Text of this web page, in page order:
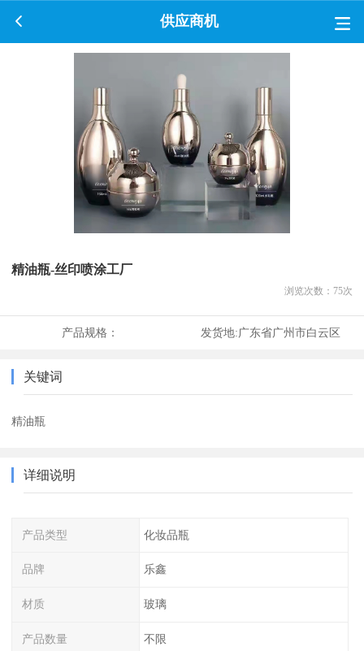
供应商机
精油瓶-丝印喷涂工厂
浏览次数： 75次
产品规格： 发货地:广东省广州市白云区
关键词
精油瓶
详细说明
产品类型 化妆品瓶
品牌 乐鑫
材质 玻璃
产品数量 不限